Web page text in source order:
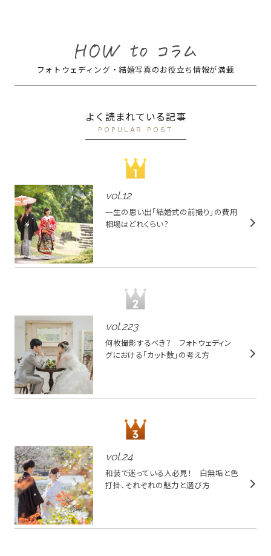
フォトウェディング・結婚写真のお役立ち情報が満載
よく読まれている記事
POPULAR POST
vol.12
一生の思い出「結婚式の前撮り」の費用
相場はどれくらい？
vol.223
何枚撮影するべき？ フォトウェディン
グにおける「カット数」の考え方
vol.24
和装で迷っている人必見！ 白無垢と色
打掛、それぞれの魅力と選び方